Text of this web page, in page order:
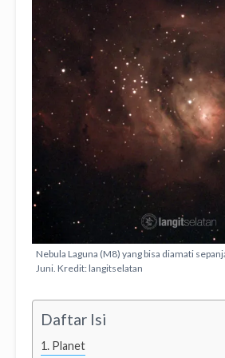
Nebula Laguna (M8) yang bisa diamati
Juni. Kredit: langitselatan
Daftar Isi
Planet